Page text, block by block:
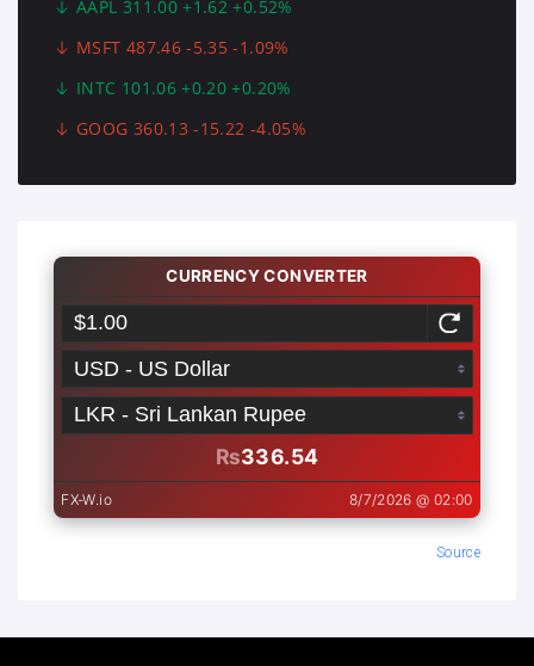
AAPL 311.00 +1.62 +0.52%
MSFT 487.46 -5.35 -1.09%
INTC 101.06 +0.20 +0.20%
GOOG 360.13 -15.22 -4.05%
Source